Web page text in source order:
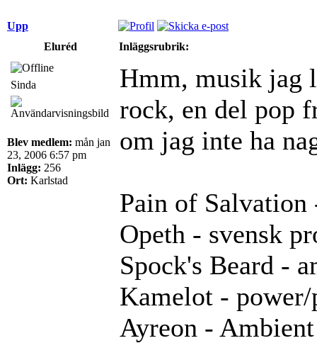
Upp
Eluréd
Inläggsrubrik:
Sinda
Blev medlem: mån jan
23, 2006 6:57 pm
Inlägg: 256
Ort: Karlstad
Hmm, musik jag
rock, en del pop
om jag inte ha
Pain of Salvation
Opeth - svensk
Spock's Beard -
Kamelot -
Ayreon -